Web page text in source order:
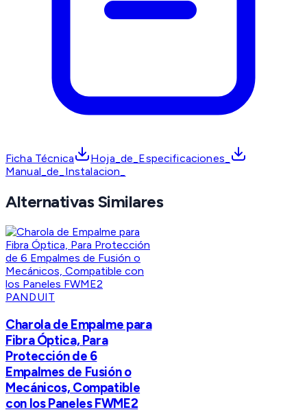
Ficha Técnica
Hoja_de_Especificaciones_
Manual_de_Instalacion_
Alternativas Similares
PANDUIT
Charola de Empalme para
Fibra Óptica, Para
Protección de 6
Empalmes de Fusión o
Mecánicos, Compatible
con los Paneles FWME2